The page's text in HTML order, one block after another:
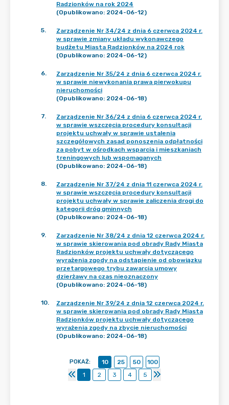
Radzionków na rok 2024
(Opublikowano: 2024-06-12)
5.
Zarządzenie Nr 34/24 z dnia 6 czerwca 2024 r.
w sprawie zmiany układu wykonawczego
budżetu Miasta Radzionków na 2024 rok
(Opublikowano: 2024-06-12)
6.
Zarządzenie Nr 35/24 z dnia 6 czerwca 2024 r.
w sprawie niewykonania prawa pierwokupu
nieruchomości
(Opublikowano: 2024-06-18)
7.
Zarządzenie Nr 36/24 z dnia 6 czerwca 2024 r.
w sprawie wszczęcia procedury konsultacji
projektu uchwały w sprawie ustalenia
szczegółowych zasad ponoszenia odpłatności
za pobyt w ośrodkach wsparcia i mieszkaniach
treningowych lub wspomaganych
(Opublikowano: 2024-06-18)
8.
Zarządzenie Nr 37/24 z dnia 11 czerwca 2024 r.
w sprawie wszczęcia procedury konsultacji
projektu uchwały w sprawie zaliczenia drogi do
kategorii dróg gminnych
(Opublikowano: 2024-06-18)
9.
Zarządzenie Nr 38/24 z dnia 12 czerwca 2024 r.
w sprawie skierowania pod obrady Rady Miasta
Radzionków projektu uchwały dotyczącego
wyrażenia zgody na odstąpienie od obowiązku
przetargowego trybu zawarcia umowy
dzierżawy na czas nieoznaczony
(Opublikowano: 2024-06-18)
10.
Zarządzenie Nr 39/24 z dnia 12 czerwca 2024 r.
w sprawie skierowania pod obrady Rady Miasta
Radzionków projektu uchwały dotyczącego
wyrażenia zgody na zbycie nieruchomości
(Opublikowano: 2024-06-18)
POKAŻ: 10 25 50
100
1
2 3 4 5